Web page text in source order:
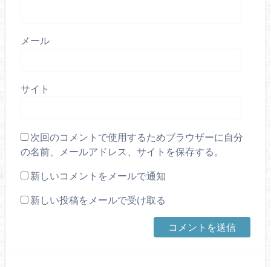
メール
サイト
次回のコメントで使用するためブラウザーに自分
の名前、メールアドレス、サイトを保存する。
新しいコメントをメールで通知
新しい投稿をメールで受け取る